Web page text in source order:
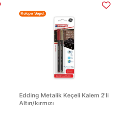
Edding Metalik Keçeli Kalem 2'li
Altın/kırmızı
Kelepir Sepet